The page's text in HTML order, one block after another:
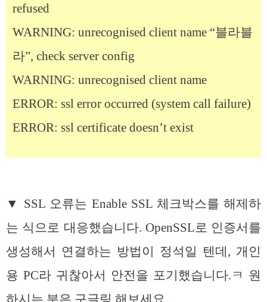
refused
WARNING: unrecognised client name “블라블
라”, check server config
WARNING: unrecognised client name
ERROR: ssl error occurred (system call failure)
ERROR: ssl certificate doesn’t exist
▼ SSL 오류는 Enable SSL 체크박스를 해제하
는 식으로 대응했습니다. OpenSSL로 인증서를
생성해서 연결하는 방법이 정석일 텐데, 개인
용 PC라 귀찮아서 안전을 포기했습니다.ㅋ 원